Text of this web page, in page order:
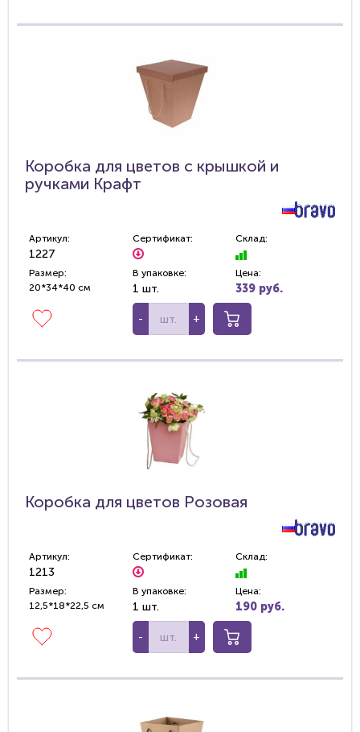
Коробка для цветов с крышкой и
ручками Крафт
Артикул:
1227
Сертификат: Склад:
Размер:
20*34*40 см
В упаковке:
1 шт.
Цена:
339 руб.
- +
Коробка для цветов Розовая
Артикул:
1213
Сертификат: Склад:
Размер:
12,5*18*22,5 см
В упаковке:
1 шт.
Цена:
190 руб.
- +